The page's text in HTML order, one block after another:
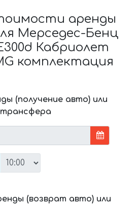
аренды
Мерседес-Бенц
Кабриолет
комплектация
(получение авто) или
трансфера
(возврат авто) или